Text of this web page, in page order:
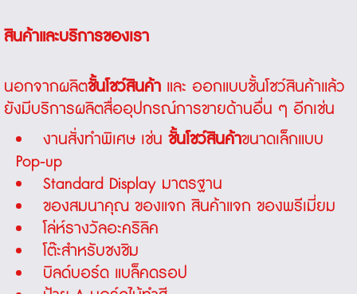
สินค้าและบริการของเรา
นอกจากผลิตชั้นโชว์สินค้าและ ออกแบบชั้นโชว์สินค้าแล้ว
ยังมีบริการผลิตสื่ออุปกรณ์การขายด้านอื่น ๆ อีกเช่น
งานสั่งทำพิเศษ เช่น ชั้นโชว์สินค้าขนาดเล็กแบบ
Pop-up
Standard Display มาตรฐาน
ของสมนาคุณ ของแจก สินค้าแจก ของพรีเมี่ยม
โล่ห์รางวัลอะคริลิค
โต๊ะสำหรับชงชิม
บิลด์บอร์ด แบล็คดรอป